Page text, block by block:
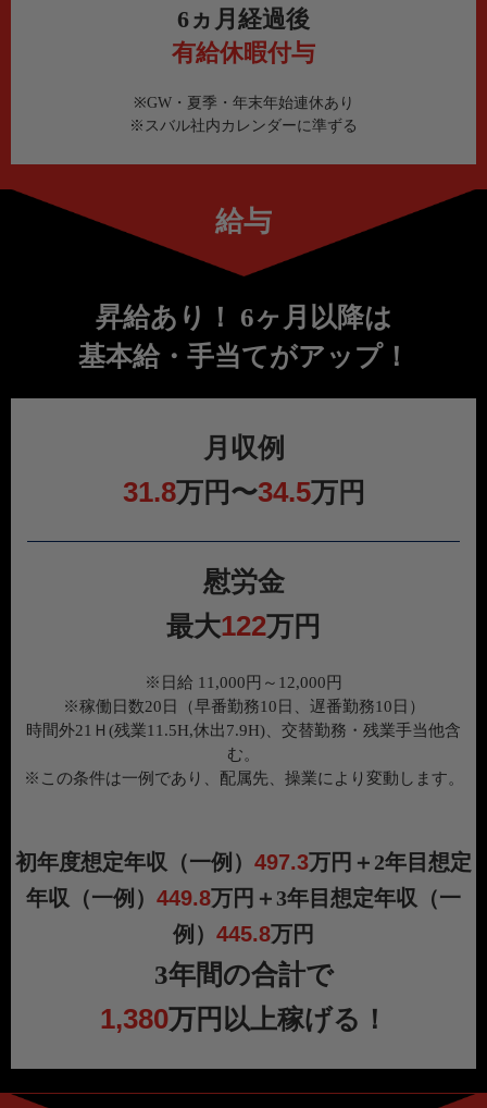
6ヵ月経過後
有給休暇付与
※GW・夏季・年末年始連休あり
※スバル社内カレンダーに準ずる
給与
昇給あり！ 6ヶ月以降は
基本給・手当てがアップ！
月収例
31.8万円〜34.5万円
慰労金
最大122万円
※日給 11,000円～12,000円
※稼働日数20日（早番勤務10日、遅番勤務10日）
時間外21Ｈ(残業11.5H,休出7.9H)、交替勤務・残業手当他含
む。
※この条件は一例であり、配属先、操業により変動します。
初年度想定年収（一例） 497.3万円＋2年目想定
年収（一例） 449.8万円＋3年目想定年収（一
例） 445.8万円
3年間の合計で
1,380万円以上稼げる！